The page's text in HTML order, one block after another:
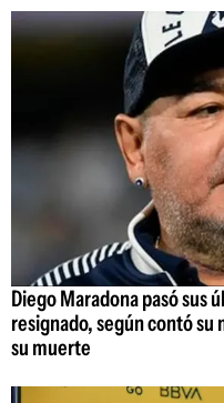
Diego Maradona pasó sus
resignado, según contó su
su muerte